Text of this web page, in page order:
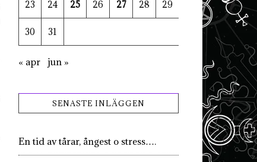
23 24 25 26 27 28 29
30 31
« apr jun »
SENASTE INLÄGGEN
En tid av tårar, ångest o stress….